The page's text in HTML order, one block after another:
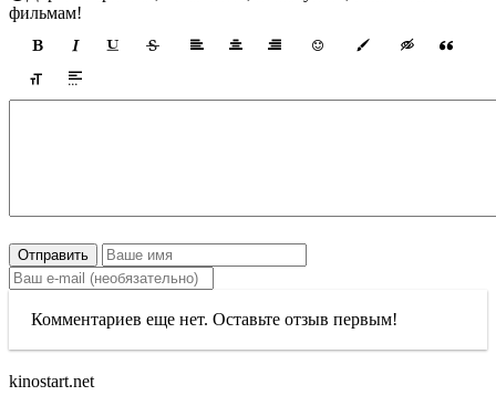
фильмам!
Отправить
Комментариев еще нет. Оставьте отзыв первым!
kinostart.net